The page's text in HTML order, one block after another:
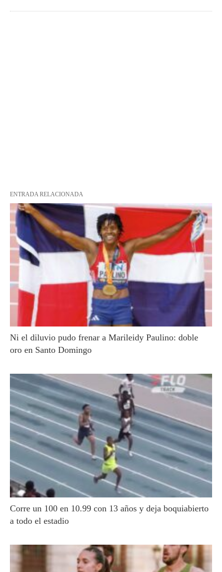
ENTRADA RELACIONADA
Ni el diluvio pudo frenar a Marileidy Paulino: doble
oro en Santo Domingo
Corre un 100 en 10.99 con 13 años y deja boquiabierto
a todo el estadio